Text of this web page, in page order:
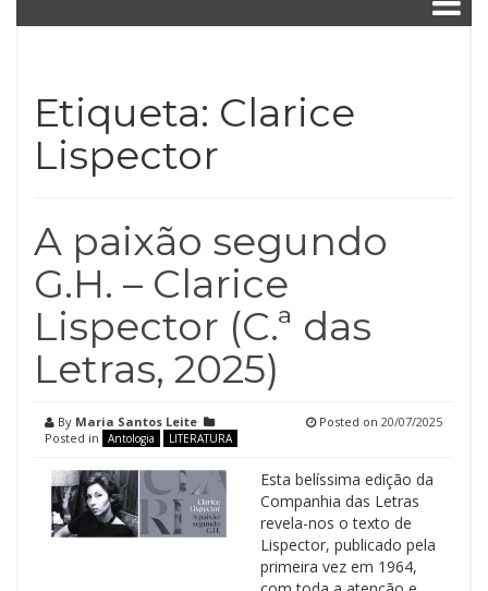
Etiqueta: Clarice
Lispector
A paixão segundo
G.H. – Clarice
Lispector (C.ª das
Letras, 2025)
By Maria Santos Leite
Posted in
Antologia LITERATURA
Posted on 20/07/2025
Esta belíssima edição da
Companhia das Letras
revela-nos o texto de
Lispector, publicado pela
primeira vez em 1964,